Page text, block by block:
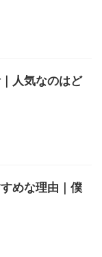
人気なのはど
めな理由｜僕